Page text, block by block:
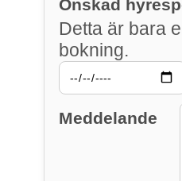
Önskad
Detta är bara
bokning.
Meddelande